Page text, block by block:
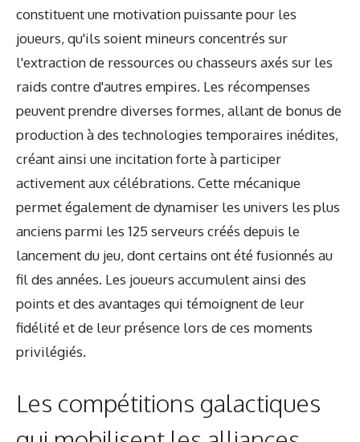
constituent une motivation puissante pour les
joueurs, qu'ils soient mineurs concentrés sur
l'extraction de ressources ou chasseurs axés sur les
raids contre d'autres empires. Les récompenses
peuvent prendre diverses formes, allant de bonus de
production à des technologies temporaires inédites,
créant ainsi une incitation forte à participer
activement aux célébrations. Cette mécanique
permet également de dynamiser les univers les plus
anciens parmi les 125 serveurs créés depuis le
lancement du jeu, dont certains ont été fusionnés au
fil des années. Les joueurs accumulent ainsi des
points et des avantages qui témoignent de leur
fidélité et de leur présence lors de ces moments
privilégiés.
Les compétitions galactiques